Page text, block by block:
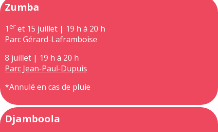
Zumba
1 er et 15 juillet | 19 h à 20 h
Parc Gérard-Laframboise
8 juillet | 19 h à 20 h
Parc Jean-Paul-Dupuis
*Annulé en cas de pluie
Djamboola